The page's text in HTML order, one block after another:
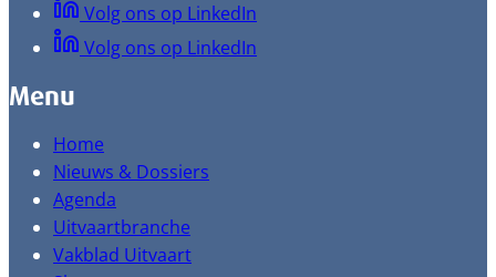
Volg ons op LinkedIn
Volg ons op LinkedIn
Menu
Home
Nieuws & Dossiers
Agenda
Uitvaartbranche
Vakblad Uitvaart